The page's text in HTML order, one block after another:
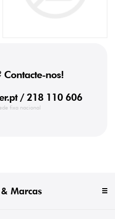
Contacte-nos!
/ 218 110 606
fixa nacional
Marcas